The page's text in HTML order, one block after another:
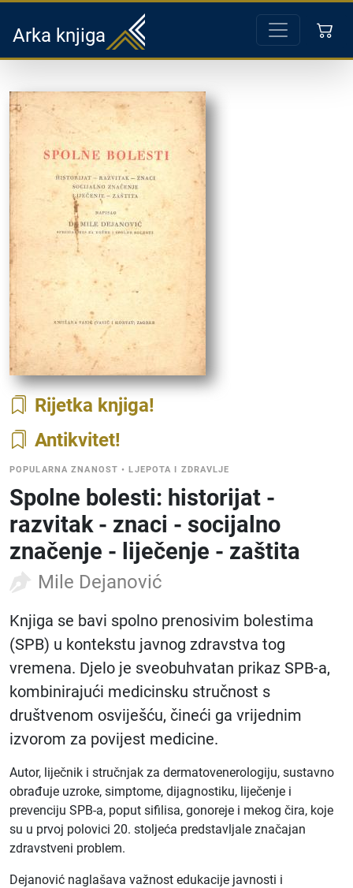
Arka knjiga
Rijetka knjiga
Antikvitet
POPULARNA ZNANOST •LJEPOTA I ZDRAVLJE
Spolne bolesti: historijat -
razvitak - znaci - socijalno
značenje - liječenje - zaštita
Mile Dejanović
Knjiga se bavi spolno prenosivim bolestima
(SPB) u kontekstu javnog zdravstva tog
vremena. Djelo je sveobuhvatan prikaz SPB-a,
kombinirajući medicinsku stručnost s
društvenom osviješću, čineći ga vrijednim
izvorom za povijest medicine.
Autor, liječnik i stručnjak za dermatovenerologiju, sustavno
obrađuje uzroke, simptome, dijagnostiku, liječenje i
prevenciju SPB-a, poput sifilisa, gonoreje i mekog čira, koje
su u prvoj polovici 20. stoljeća predstavljale značajan
zdravstveni problem.
Dejanović naglašava važnost edukacije javnosti i